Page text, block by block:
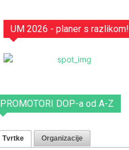
UM 2026 - planer s razlikom!
PROMOTORI DOP-a od A-Z
Tvrtke Organizacije